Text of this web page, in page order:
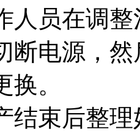
员在调整
断电源，
。
束后整理